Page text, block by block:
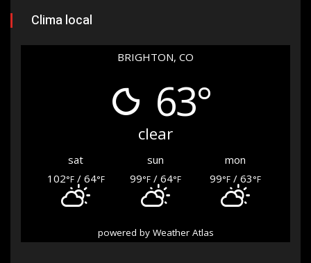
Clima local
BRIGHTON, CO
63°
clear
sat sun
mon
102°F/ 64°F 99°F/ 64°F 99°F/ 63°F
powered by Weather Atlas